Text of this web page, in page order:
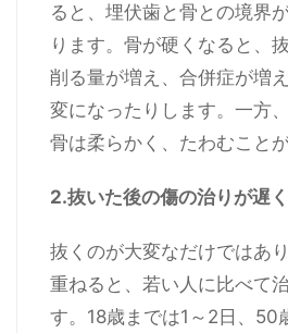
ると、埋伏歯と骨との境界
ります。骨が硬くなると、
削る量が増え、合併症が増
変になったりします。一方
骨は柔らかく、たわむことが
2.抜いた後の傷の治りが遅
抜くのが大変なだけではあ
重ねると、若い人に比べて
す。18歳までは1～2日、50